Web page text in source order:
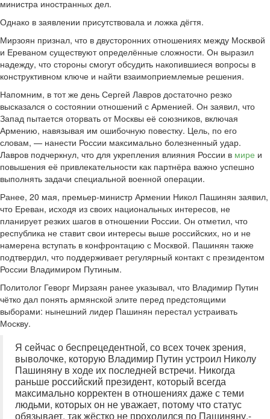
министра иностранных дел.
Однако в заявлении присутствовала и ложка дёгтя.
Мирзоян признал, что в двусторонних отношениях между Москвой
и Ереваном существуют определённые сложности. Он выразил
надежду, что стороны смогут обсудить накопившиеся вопросы в
конструктивном ключе и найти взаимоприемлемые решения.
Напомним, в тот же день Сергей Лавров достаточно резко
высказался о состоянии отношений с Арменией. Он заявил, что
Запад пытается оторвать от Москвы её союзников, включая
Армению, навязывая им ошибочную повестку. Цель, по его
словам, — нанести России максимально болезненный удар.
Лавров подчеркнул, что для укрепления влияния России в мире и
повышения её привлекательности как партнёра важно успешно
выполнять задачи специальной военной операции.
Ранее, 20 мая, премьер-министр Армении Никол Пашинян заявил,
что Ереван, исходя из своих национальных интересов, не
планирует резких шагов в отношении России. Он отметил, что
республика не ставит свои интересы выше российских, но и не
намерена вступать в конфронтацию с Москвой. Пашинян также
подтвердил, что поддерживает регулярный контакт с президентом
России Владимиром Путиным.
Политолог Геворг Мирзаян ранее указывал, что Владимир Путин
чётко дал понять армянской элите перед предстоящими
выборами: нынешний лидер Пашинян перестал устраивать
Москву.
Я сейчас о беспрецедентной, со всех точек зрения,
выволочке, которую Владимир Путин устроил Николу
Пашиняну в ходе их последней встречи. Никогда
раньше российский президент, который всегда
максимально корректен в отношениях даже с теми
людьми, которых он не уважает, потому что статус
обязывает, так жёстко не проходился по Пашиняну,-